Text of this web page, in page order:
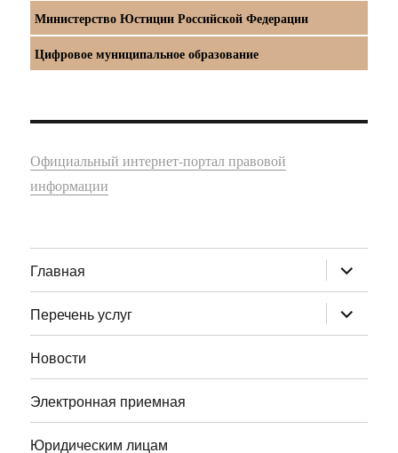
Министерство Юстиции Российской Федерации
Цифровое муниципальное образование
Официальный интернет-портал правовой
информации
Главная раскрыть
дочернее
меню
Перечень услуг
раскрыть
дочернее
меню
Новости
Электронная приемная
Юридическим лицам